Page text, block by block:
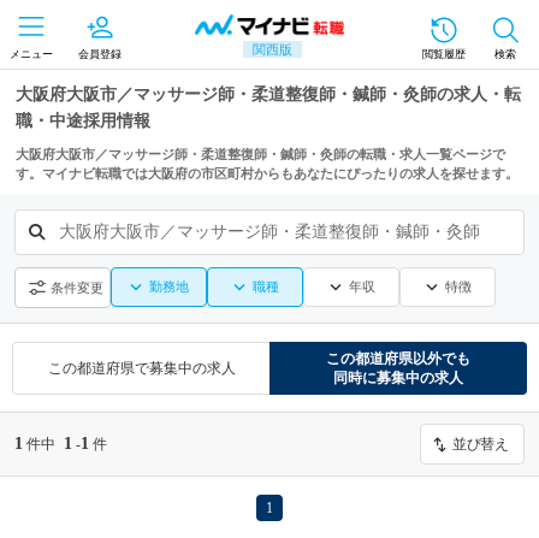
関西版
メニュー 会員登録 閲覧履歴 検索
大阪府大阪市／マッサージ師・柔道整復師・鍼師・灸師の求人・転
職・中途採用情報
大阪府大阪市／マッサージ師・柔道整復師・鍼師・灸師の転職・求人一覧ページで
す。マイナビ転職では大阪府の市区町村からもあなたにぴったりの求人を探せます。
大阪府大阪市／マッサージ師・柔道整復師・鍼師・灸師
条件変更 勤務地 職種 年収 特徴
この都道府県で募集中の求人
この都道府県以外でも
同時に募集中の求人
1 件中 1 -1 件 並び替え
1